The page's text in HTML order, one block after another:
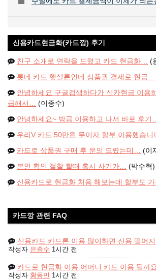
신용카드현금화(카드깡) 후기
친구 소개로 연락을 드렸고 카드 현금화… (
롯데 카드 햇살론인데 상품권 결제로 현금…
안녕하세요 구글검색하다가 신카현금 이용
급해서… (이종수)
안녕하세요~ 방금 이용하고 나서 바로 후기
우리V 카드 50만원 무이자 할부 이용했습
카드로 상품권 구매 후 문의 드렸는데… (이
본인 확인 절찰 할때 혹시 사기가… (박수혁)
신용카드로 현금화 처음 해보는데 할부도
카드깡 관련 FAQ
신용카드 카드론 이용 많이하면 신용 떨어
작성자 은종수 1시간 전
카드로 현금화 이용 어머니 카드 이용 될까
작성자 황동민 1시간 전